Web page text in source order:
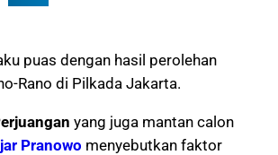
puas dengan hasil perolehan
Rano di Pilkada Jakarta.
yang juga mantan calon
Pranowo menyebutkan faktor